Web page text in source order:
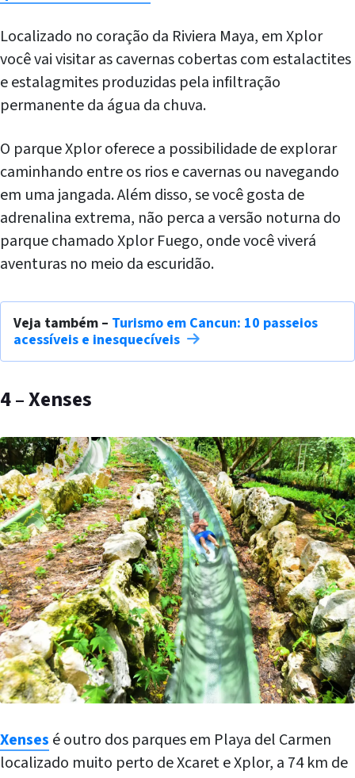
Localizado no coração da Riviera Maya, em Xplor
você vai visitar as cavernas cobertas com estalactites
e estalagmites produzidas pela infiltração
permanente da água da chuva.
O parque Xplor oferece a possibilidade de explorar
caminhando entre os rios e cavernas ou navegando
em uma jangada. Além disso, se você gosta de
adrenalina extrema, não perca a versão noturna do
parque chamado Xplor Fuego, onde você viverá
aventuras no meio da escuridão.
Veja também – Turismo em Cancun: 10 passeios
acessíveis e inesquecíveis
4 – Xenses
Xenses é outro dos parques em Playa del Carmen
localizado muito perto de Xcaret e Xplor, a 74 km de